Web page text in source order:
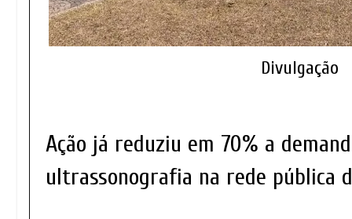
Divulgação
Ação já reduziu em 70% a
ultrassonografia na rede pública